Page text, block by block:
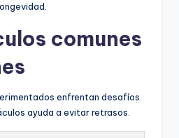
comunes
enfrentan desafíos.
ayuda a evitar retrasos.